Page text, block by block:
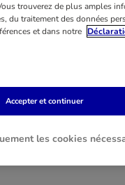
5 variantes
trouverez de plus amples
du traitement des données
et dans notre
les cookies
Accepter et continuer